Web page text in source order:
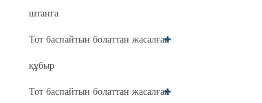
штанга
Тот баспайтын болаттан жасалған
құбыр
Тот баспайтын болаттан жасалған